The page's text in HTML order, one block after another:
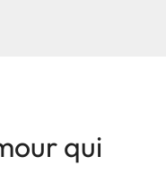
qui